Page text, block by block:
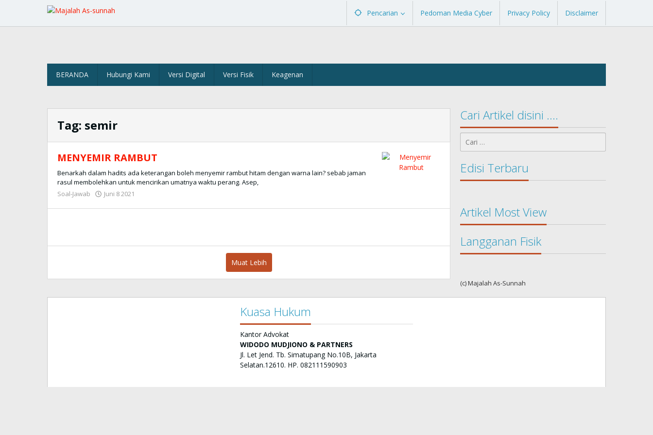
konten
Pencarian Pedoman Media Cyber Privacy Policy Disclaimer
BERANDA Hubungi Kami Versi Digital Versi Fisik Keagenan
Tag: semir
MENYEMIR RAMBUT
Benarkah dalam hadits ada keterangan boleh menyemir rambut hitam dengan warna lain? sebab jaman
rasul membolehkan untuk mencirikan umatnya waktu perang. Asep,
Soal-Jawab
Juni 8 2021
Muat Lebih
Cari Artikel disini ….
Cari
untuk:
Edisi Terbaru
Artikel Most View
Langganan Fisik
(c) Majalah As-Sunnah
Kuasa Hukum
Kantor Advokat
WIDODO MUDJIONO & PARTNERS
Jl. Let Jend. Tb. Simatupang No.10B, Jakarta
Selatan.12610. HP. 082111590903